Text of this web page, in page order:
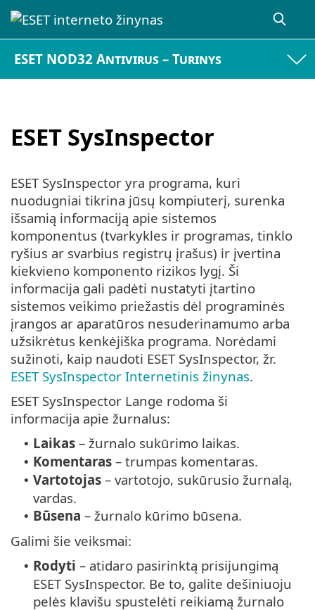
ESET NOD32 Antivirus – Turinys
ESET SysInspector
ESET SysInspector yra programa, kuri
nuodugniai tikrina jūsų kompiuterį, surenka
išsamią informaciją apie sistemos
komponentus (tvarkykles ir programas, tinklo
ryšius ar svarbius registrų įrašus) ir įvertina
kiekvieno komponento rizikos lygį. Ši
informacija gali padėti nustatyti įtartino
sistemos veikimo priežastis dėl programinės
įrangos ar aparatūros nesuderinamumo arba
užsikrėtus kenkėjiška programa. Norėdami
sužinoti, kaip naudoti ESET SysInspector, žr.
ESET SysInspector Internetinis žinynas.
ESET SysInspector Lange rodoma ši
informacija apie žurnalus:
• Laikas – žurnalo sukūrimo laikas.
• Komentaras – trumpas komentaras.
• Vartotojas – vartotojo, sukūrusio žurnalą,
vardas.
• Būsena – žurnalo kūrimo būsena.
Galimi šie veiksmai:
• Rodyti – atidaro pasirinktą prisijungimą
ESET SysInspector. Be to, galite dešiniuoju
pelės klavišu spustelėti reikiamą žurnalo